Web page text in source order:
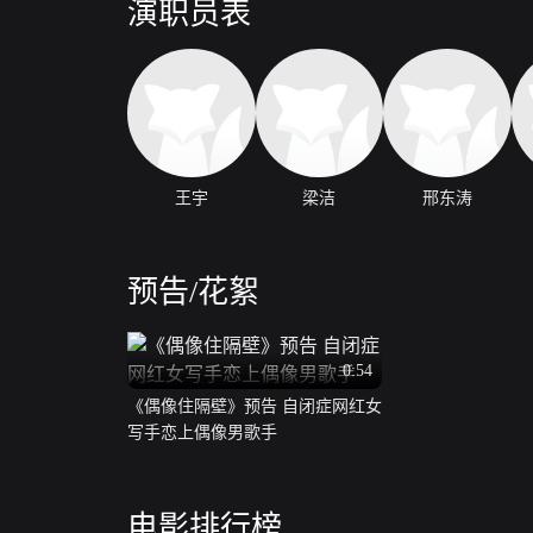
演职员表
王宇 梁洁 邢东涛
预告/花絮
0:54
《偶像住隔壁》预告 自闭症网红女
写手恋上偶像男歌手